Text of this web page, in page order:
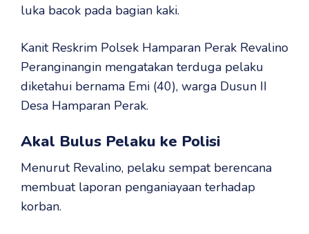
luka bacok pada bagian kaki.
Kanit Reskrim Polsek Hamparan Perak Revalino
Peranginangin mengatakan terduga pelaku
diketahui bernama Emi (40), warga Dusun II
Desa Hamparan Perak.
Akal Bulus Pelaku ke Polisi
Menurut Revalino, pelaku sempat berencana
membuat laporan penganiayaan terhadap
korban.